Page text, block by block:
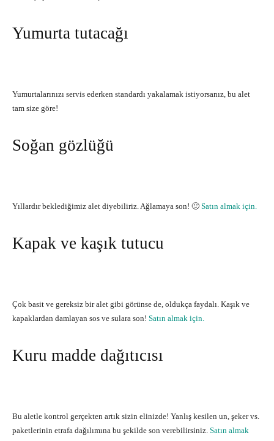
Yumurta tutacağı
Yumurtalarınızı servis ederken standardı yakalamak istiyorsanız, bu alet
tam size göre!
Soğan gözlüğü
Yıllardır beklediğimiz alet diyebiliriz. Ağlamaya son! 🙂 Satın almak için.
Kapak ve kaşık tutucu
Çok basit ve gereksiz bir alet gibi görünse de, oldukça faydalı. Kaşık ve
kapaklardan damlayan sos ve sulara son! Satın almak için.
Kuru madde dağıtıcısı
Bu aletle kontrol gerçekten artık sizin elinizde! Yanlış kesilen un, şeker vs.
paketlerinin etrafa dağılımına bu şekilde son verebilirsiniz. Satın almak